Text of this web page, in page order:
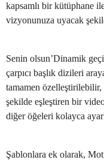
kapsamlı bir kütüphane
vizyonunuza uyacak
Senin olsun’Dinamik
çarpıcı başlık dizileri
tamamen özelleştirilebilir,
şekilde eşleştiren bir
diğer öğeleri kolayca
Şablonlara ek olarak,